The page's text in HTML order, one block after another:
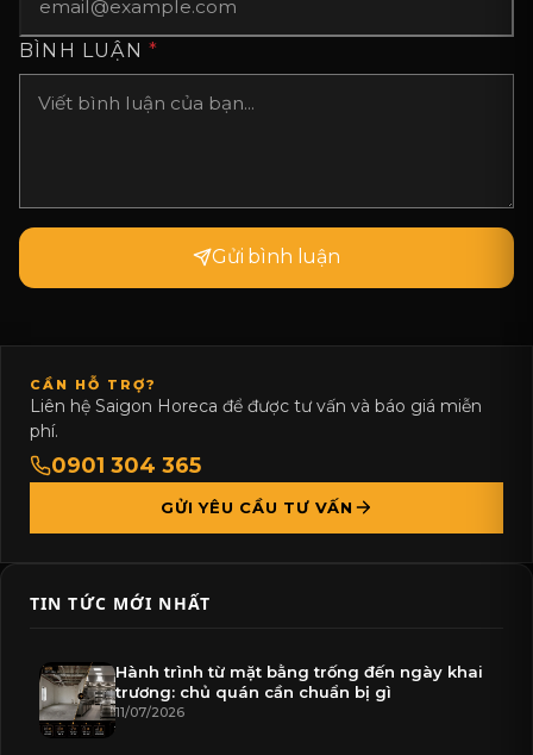
BÌNH LUẬN *
Gửi bình luận
CẦN HỖ TRỢ?
Liên hệ Saigon Horeca để được tư vấn và báo giá miễn
phí.
0901 304 365
GỬI YÊU CẦU TƯ VẤN
TIN TỨC MỚI NHẤT
Hành trình từ mặt bằng trống đến ngày khai
trương: chủ quán cần chuẩn bị gì
11/07/2026